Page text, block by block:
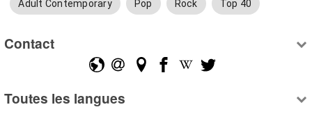
Adult Contemporary Pop Rock Top 40
Contact
Toutes les langues